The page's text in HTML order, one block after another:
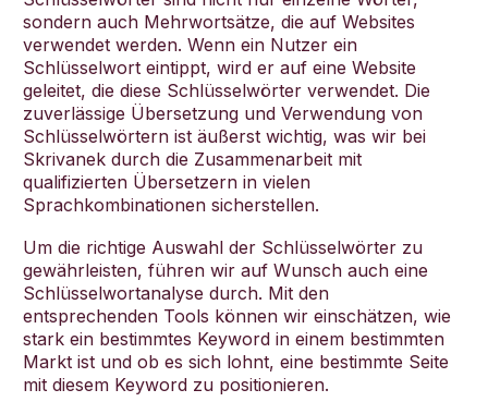
sondern auch Mehrwortsätze, die auf Websites
verwendet werden. Wenn ein Nutzer ein
Schlüsselwort eintippt, wird er auf eine Website
geleitet, die diese Schlüsselwörter verwendet. Die
zuverlässige Übersetzung und Verwendung von
Schlüsselwörtern ist äußerst wichtig, was wir bei
Skrivanek durch die Zusammenarbeit mit
qualifizierten Übersetzern in vielen
Sprachkombinationen sicherstellen.
Um die richtige Auswahl der Schlüsselwörter zu
gewährleisten, führen wir auf Wunsch auch eine
Schlüsselwortanalyse durch. Mit den
entsprechenden Tools können wir einschätzen, wie
stark ein bestimmtes Keyword in einem bestimmten
Markt ist und ob es sich lohnt, eine bestimmte Seite
mit diesem Keyword zu positionieren.